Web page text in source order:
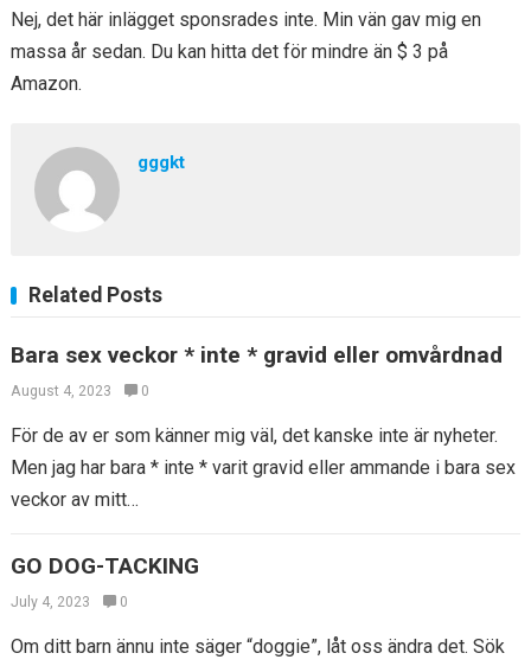
Nej, det här inlägget sponsrades inte. Min vän gav mig en
massa år sedan. Du kan hitta det för mindre än $ 3 på
Amazon.
gggkt
Related Posts
Bara sex veckor * inte * gravid eller omvårdnad
August 4, 2023 0
För de av er som känner mig väl, det kanske inte är nyheter.
Men jag har bara * inte * varit gravid eller ammande i bara sex
veckor av mitt…
GO DOG-TACKING
July 4, 2023 0
Om ditt barn ännu inte säger “doggie”, låt oss ändra det. Sök